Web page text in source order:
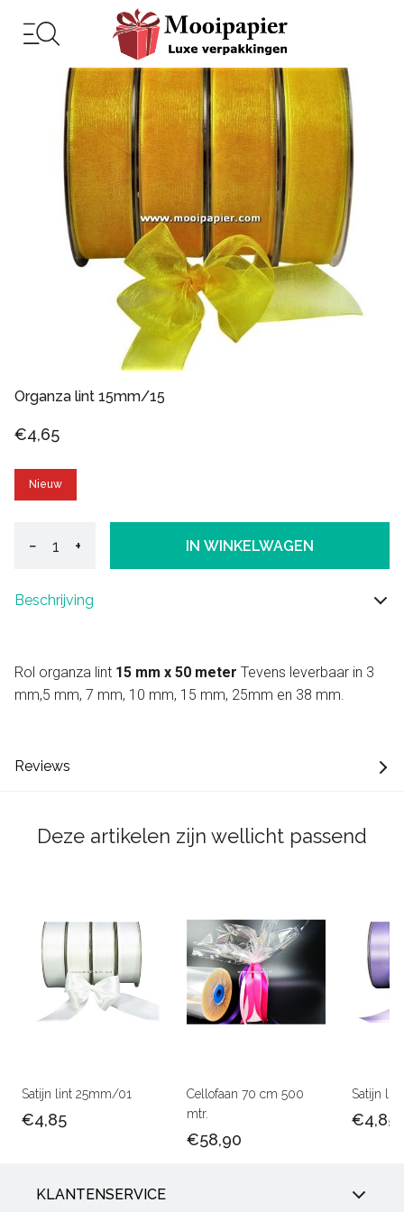
Organza lint 15mm/15
€4,65
Nieuw
− + IN WINKELWAGEN
Beschrijving
Rol organza lint 15 mm x 50 meter Tevens leverbaar in 3
mm,5 mm, 7 mm, 10 mm, 15 mm, 25mm en 38 mm.
Reviews
Deze artikelen zijn wellicht passend
Satijn lint 25mm/01
€4,85
Cellofaan 70 cm 500
mtr.
€58,90
Satijn
€4,85
KLANTENSERVICE